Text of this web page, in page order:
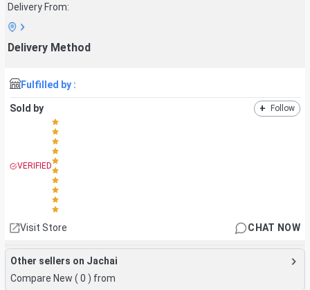
Delivery From:
Delivery Method
Fulfilled by :
Sold by + Follow
VERIFIED
Visit Store CHAT NOW
Other sellers on Jachai
Compare New ( 0 ) from